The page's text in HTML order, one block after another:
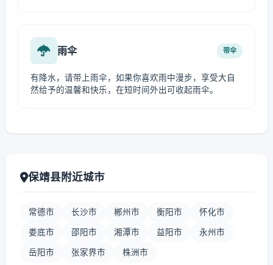
雨伞 带伞
有降水，请带上雨伞，如果你喜欢雨中漫步，享受大自
然给予的温馨和快乐，在短时间外出可收起雨伞。
保靖县附近城市
常德市 长沙市 郴州市 衡阳市 怀化市
娄底市 邵阳市 湘潭市 益阳市 永州市
岳阳市 张家界市 株洲市